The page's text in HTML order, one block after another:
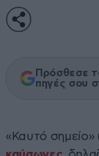
Πρόσθεσε
πηγές σου
«Καυτό